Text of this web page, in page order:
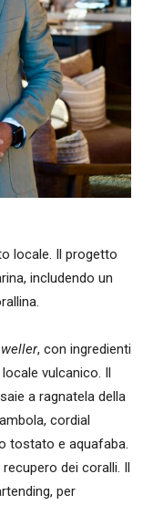
locale. Il progetto
includendo un
, con ingredienti
vulcanico. Il
a ragnatela della
cordial
tostato e aquafaba.
dei coralli. Il
per